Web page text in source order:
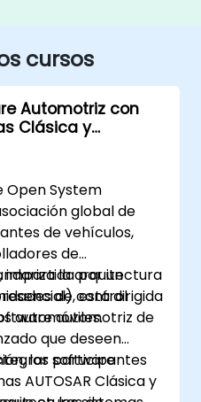
cursos
Automotriz con
Clásica y
Open System
global de
de vehículos,
de
la arquitectura
de control
automóviles.
impartida por un
está dirigida
automotriz de
que deseen
software
AUTOSAR Clásica y
los participantes